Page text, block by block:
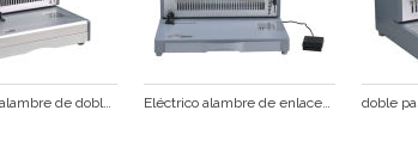
manual de alambre de doble enlace de equipos Eléctrico alambre de enlace& la máquina perforadora